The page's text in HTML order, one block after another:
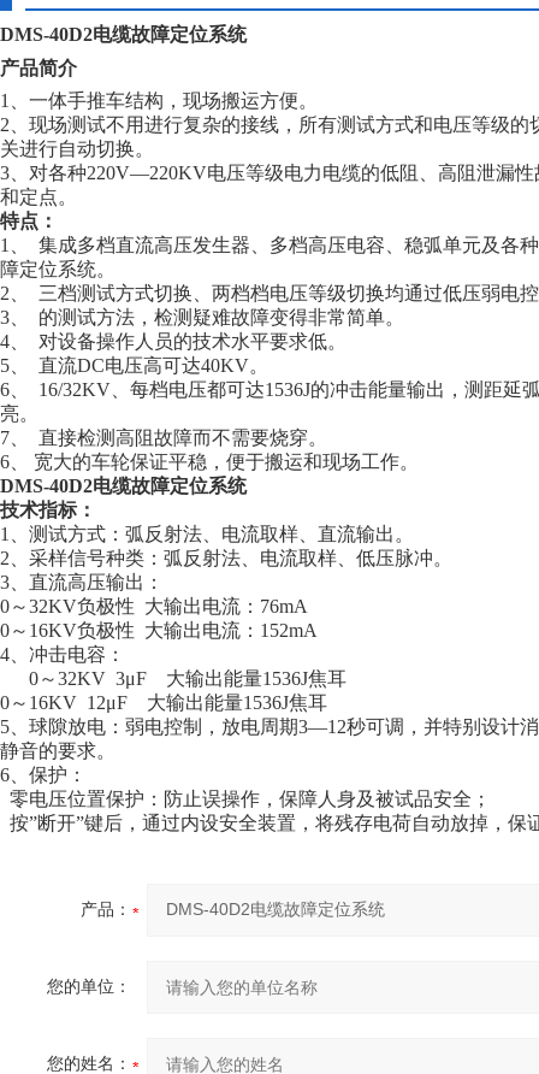
DMS-40D2电缆故障定位系统
产品简介
1、一体手推车结构，现场搬运方便。
2、现场测试不用进行复杂的接线，所有测试方式和电压等级
关进行自动切换。
3、对各种220V—220KV电压等级电力电缆的低阻、高阻泄漏
和定点。
特点：
1、 集成多档直流高压发生器、多档高压电容、稳弧单元及各
障定位系统。
2、 三档测试方式切换、两档档电压等级切换均通过低压弱电
3、 的测试方法，检测疑难故障变得非常简单。
4、 对设备操作人员的技术水平要求低。
5、 直流DC电压高可达40KV。
6、 16/32KV、每档电压都可达1536J的冲击能量输出，测距延
亮。
7、 直接检测高阻故障而不需要烧穿。
6、 宽大的车轮保证平稳，便于搬运和现场工作。
DMS-40D2电缆故障定位系统
技术指标：
1、测试方式：弧反射法、电流取样、直流输出。
2、采样信号种类：弧反射法、电流取样、低压脉冲。
3、直流高压输出：
0～32KV负极性 大输出电流：76mA
0～16KV负极性 大输出电流：152mA
4、冲击电容：
0～32KV 3μF 大输出能量1536J焦耳
0～16KV 12μF 大输出能量1536J焦耳
5、球隙放电：弱电控制，放电周期3—12秒可调，并特别设计
静音的要求。
6、保护：
零电压位置保护：防止误操作，保障人身及被试品安全；
按”断开”键后，通过内设安全装置，将残存电荷自动放掉，保
产品：
您的单位：
您的姓名：